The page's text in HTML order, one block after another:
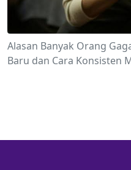
Alasan Banyak Orang
Baru dan Cara Konsisten